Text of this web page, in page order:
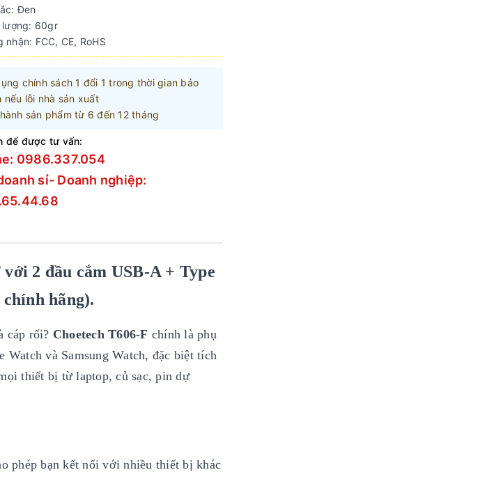
Đen
lượng: 60gr
nhận: FCC, CE, RoHS
chính sách 1 đổi 1 trong thời gian bảo
nếu lỗi nhà sản xuất
sản phẩm từ 6 đến 12 tháng
để được tư vấn:
0986.337.054
sỉ- Doanh nghiệp:
2 đầu cắm USB-A + Type
hãng).
cáp rối? Choetech T606-F chính là phụ
và Samsung Watch, đặc biệt tích
thiết bị từ laptop, củ sạc, pin dự
phép bạn kết nối với nhiều thiết bị khác